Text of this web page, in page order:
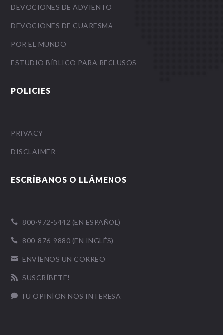
DEVOCIONES DE ADVIENTO
DEVOCIONES DE CUARESMA
POR EL MUNDO
ESTUDIO BÍBLICO PARA RECLUSOS
POLICIES
PRIVACY
DISCLAIMER
ESCRÍBANOS O LLÁMENOS
 800-972-5442 (EN ESPAÑOL)
 800-876-9880 (EN INGLÉS)
 ENVÍENOS UN CORREO
 SUSCRÍBETE!
 TU OPINÍON NOS INTERESA